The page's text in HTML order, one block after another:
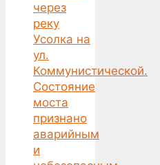
через
реку
Усолка на
ул.
Коммунистической.
Состояние
моста
признано
аварийным
и